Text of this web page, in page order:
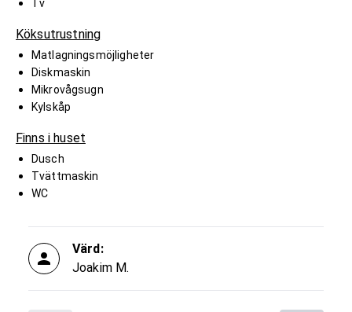
Tv
Köksutrustning
Matlagningsmöjligheter
Diskmaskin
Mikrovågsugn
Kylskåp
Finns i huset
Dusch
Tvättmaskin
WC
Värd:
Joakim M.